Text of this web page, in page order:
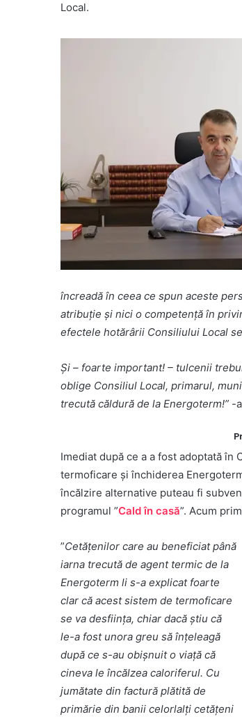
Local.
încreadă în ceea ce spun aceste
atribuție și nici o competență în
efectele hotărârii Consiliului Local
Și – foarte important! – tulcenii
oblige Consiliul Local, primarul,
trecută căldură de la Energoterm!” -
Imediat după ce a a fost adoptată
termoficare și închiderea
încălzire alternative puteau fi
programul ”Cald în casă”. Acum
”Cetățenilor care au beneficiat până
iarna trecută de agent termic de la
Energoterm li s-a explicat foarte
clar că acest sistem de termoficare
se va desființa, chiar dacă știu că
le-a fost unora greu să înțeleagă
după ce s-au obișnuit o viață că
cineva le încălzea caloriferul. Cu
jumătate din factură plătită de
primărie din banii celorlalți cetățeni